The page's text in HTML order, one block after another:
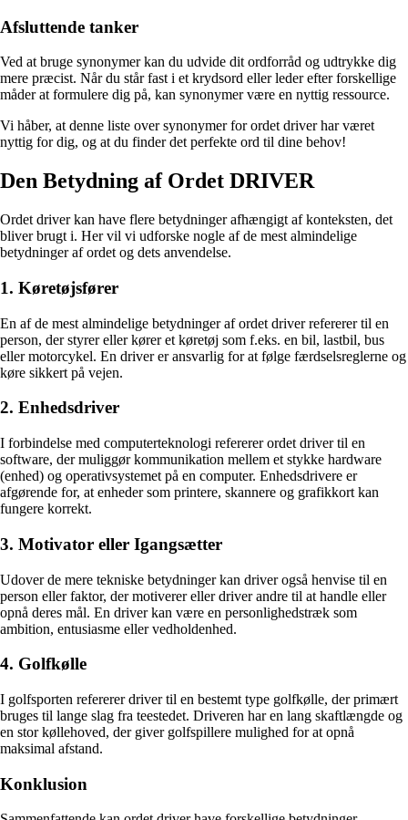
Afsluttende tanker
Ved at bruge synonymer kan du udvide dit ordforråd og udtrykke dig
mere præcist. Når du står fast i et krydsord eller leder efter forskellige
måder at formulere dig på, kan synonymer være en nyttig ressource.
Vi håber, at denne liste over synonymer for ordet driver har været
nyttig for dig, og at du finder det perfekte ord til dine behov!
Den Betydning af Ordet DRIVER
Ordet driver kan have flere betydninger afhængigt af konteksten, det
bliver brugt i. Her vil vi udforske nogle af de mest almindelige
betydninger af ordet og dets anvendelse.
1. Køretøjsfører
En af de mest almindelige betydninger af ordet driver refererer til en
person, der styrer eller kører et køretøj som f.eks. en bil, lastbil, bus
eller motorcykel. En driver er ansvarlig for at følge færdselsreglerne og
køre sikkert på vejen.
2. Enhedsdriver
I forbindelse med computerteknologi refererer ordet driver til en
software, der muliggør kommunikation mellem et stykke hardware
(enhed) og operativsystemet på en computer. Enhedsdrivere er
afgørende for, at enheder som printere, skannere og grafikkort kan
fungere korrekt.
3. Motivator eller Igangsætter
Udover de mere tekniske betydninger kan driver også henvise til en
person eller faktor, der motiverer eller driver andre til at handle eller
opnå deres mål. En driver kan være en personlighedstræk som
ambition, entusiasme eller vedholdenhed.
4. Golfkølle
I golfsporten refererer driver til en bestemt type golfkølle, der primært
bruges til lange slag fra teestedet. Driveren har en lang skaftlængde og
en stor køllehoved, der giver golfspillere mulighed for at opnå
maksimal afstand.
Konklusion